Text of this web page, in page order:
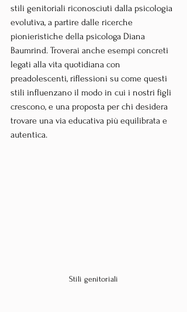
stili genitoriali riconosciuti dalla psicologia
evolutiva, a partire dalle ricerche
pionieristiche della psicologa Diana
Baumrind. Troverai anche esempi concreti
legati alla vita quotidiana con
preadolescenti, riflessioni su come questi
stili influenzano il modo in cui i nostri figli
crescono, e una proposta per chi desidera
trovare una via educativa più equilibrata e
autentica.
Stili genitoriali